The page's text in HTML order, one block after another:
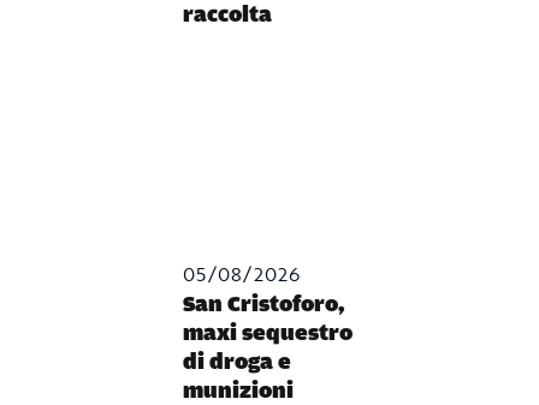
raccolta
05/08/2026
San Cristoforo,
maxi sequestro
di droga e
munizioni